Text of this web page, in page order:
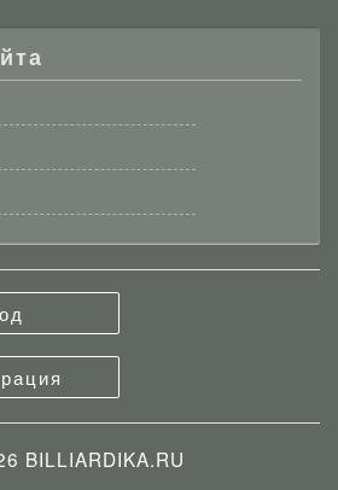
BILLIARDIKA.RU